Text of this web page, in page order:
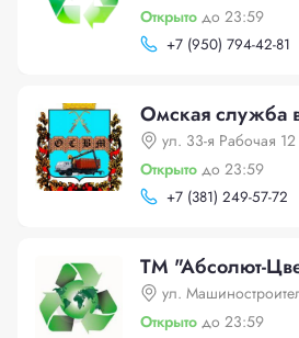
Открыто до 23:59
+7 (950) 794-42-81
Омская служба
ул. 33-я Рабочая 12
Открыто до 23:59
+7 (381) 249-57-72
ТМ "Абсолют-
ул.
Открыто до 23:59